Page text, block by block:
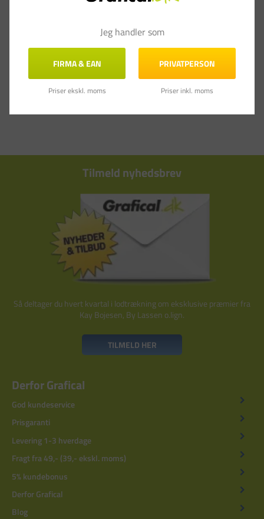
Tilmeld nyhedsbrev
Så deltager du hvert kvartal i lodtrækning om eksklusive præmier fra
Kay Bojesen, By Lassen o.lign.
TILMELD HER
Derfor Grafical
God kundeservice
Prisgaranti
Levering 1-3 hverdage
Fragt fra 49,- (39,- ekskl. moms)
5% kundebonus
Derfor Grafical
Blog
Jeg handler som
FIRMA & EAN
Priser ekskl. moms
PRIVATPERSON
Priser inkl. moms